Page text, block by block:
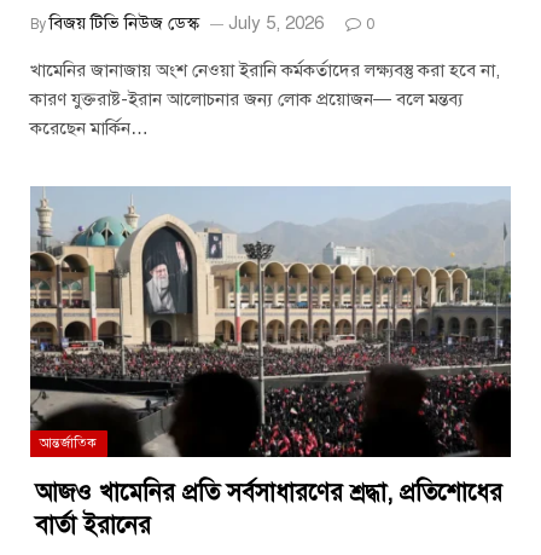
By বিজয় টিভি নিউজ ডেস্ক July 5, 2026 0
খামেনির জানাজায় অংশ নেওয়া ইরানি কর্মকর্তাদের লক্ষ্যবস্তু করা হবে না,
কারণ যুক্তরাষ্ট-ইরান আলোচনার জন্য লোক প্রয়োজন— বলে মন্তব্য
করেছেন মার্কিন…
আন্তর্জাতিক
আজও খামেনির প্রতি সর্বসাধারণের শ্রদ্ধা, প্রতিশোধের
বার্তা ইরানের